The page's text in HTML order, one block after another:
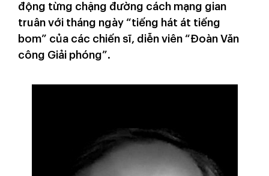
động từng chặng đường cách mạng gian
truân với tháng ngày “tiếng hát át tiếng
bom” của các chiến sĩ, diễn viên “Đoàn Văn
công Giải phóng”.